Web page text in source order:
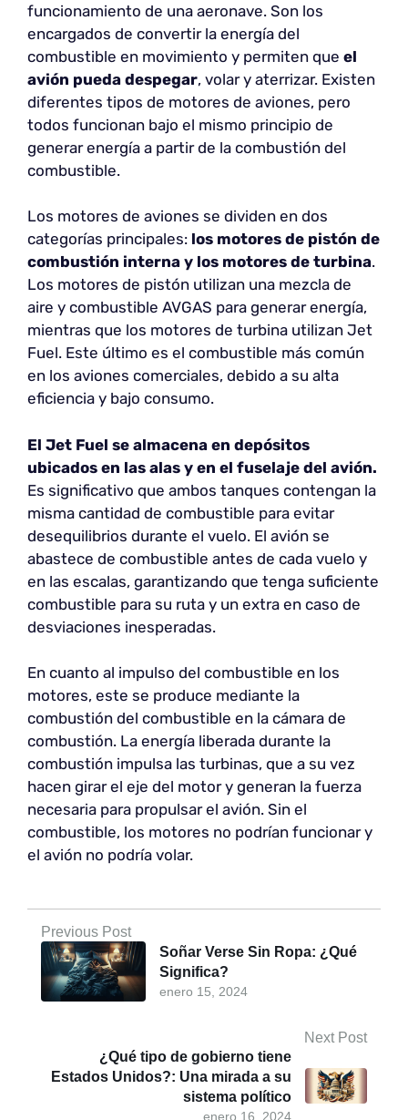
funcionamiento de una aeronave. Son los
encargados de convertir la energía del
combustible en movimiento y permiten que el
avión pueda despegar, volar y aterrizar. Existen
diferentes tipos de motores de aviones, pero
todos funcionan bajo el mismo principio de
generar energía a partir de la combustión del
combustible.
Los motores de aviones se dividen en dos
categorías principales: los motores de pistón de
combustión interna y los motores de turbina.
Los motores de pistón utilizan una mezcla de
aire y combustible AVGAS para generar energía,
mientras que los motores de turbina utilizan Jet
Fuel. Este último es el combustible más común
en los aviones comerciales, debido a su alta
eficiencia y bajo consumo.
El Jet Fuel se almacena en depósitos
ubicados en las alas y en el fuselaje del avión.
Es significativo que ambos tanques contengan la
misma cantidad de combustible para evitar
desequilibrios durante el vuelo. El avión se
abastece de combustible antes de cada vuelo y
en las escalas, garantizando que tenga suficiente
combustible para su ruta y un extra en caso de
desviaciones inesperadas.
En cuanto al impulso del combustible en los
motores, este se produce mediante la
combustión del combustible en la cámara de
combustión. La energía liberada durante la
combustión impulsa las turbinas, que a su vez
hacen girar el eje del motor y generan la fuerza
necesaria para propulsar el avión. Sin el
combustible, los motores no podrían funcionar y
el avión no podría volar.
Previous Post
enero 15, 2024
Soñar Verse Sin Ropa: ¿Qué
Significa?
Next Post
enero 16, 2024
¿Qué tipo de gobierno tiene
Estados Unidos?: Una mirada a su
sistema político